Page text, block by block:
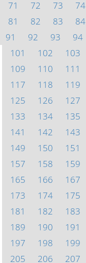
71
72 73 74
81
82 83 84
91
92 93 94
101
102 103
109
110 111
117
118 119
125
126 127
133
134 135
141
142 143
149
150 151
157
158 159
165
166 167
173
174 175
181
182 183
189
190 191
197
198 199
205
206 207